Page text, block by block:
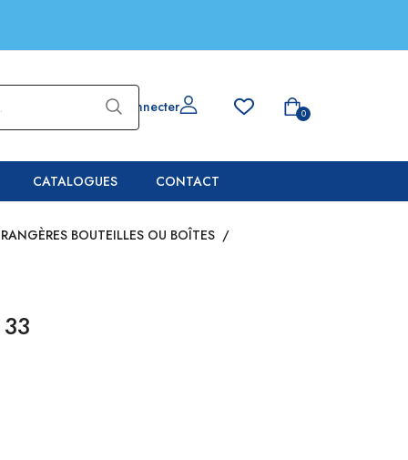
Se connecter 0
CATALOGUES CONTACT
BOUTEILLES OU BOÎTES /